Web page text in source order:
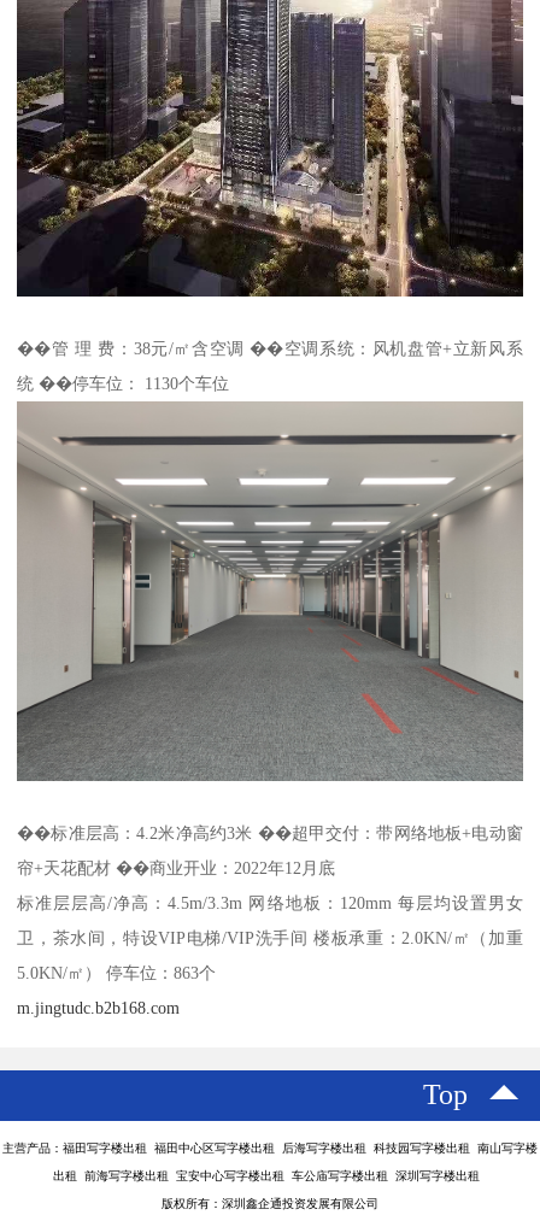
��管 理 费：38元/㎡含空调 ��空调系统：风机盘管+立新风系
统 ��停车位： 1130个车位
��标准层高：4.2米净高约3米 ��超甲交付：带网络地板+电动窗
帘+天花配材 ��商业开业：2022年12月底
标准层层高/净高：4.5m/3.3m 网络地板：120mm 每层均设置男女
卫，茶水间，特设VIP电梯/VIP洗手间 楼板承重：2.0KN/㎡（加重
5.0KN/㎡） 停车位：863个
m.jingtudc.b2b168.com
Top
主营产品：福田写字楼出租 福田中心区写字楼出租 后海写字楼出租 科技园写字楼出租 南山写字楼
出租 前海写字楼出租 宝安中心写字楼出租 车公庙写字楼出租 深圳写字楼出租
版权所有：深圳鑫企通投资发展有限公司